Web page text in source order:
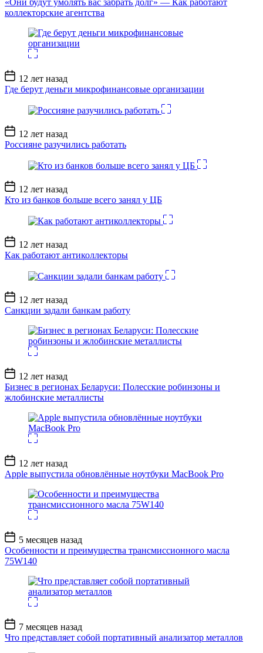
коллекторские агентства
Дата
записи
12 лет назад
Где берут деньги микрофинансовые организации
Дата
записи
12 лет назад
Россияне разучились работать
Дата
записи
12 лет назад
Кто из банков больше всего занял у ЦБ
Дата
записи
12 лет назад
Как работают антиколлекторы
Дата
записи
12 лет назад
Санкции задали банкам работу
Дата
записи
12 лет назад
Бизнес в регионах Беларуси: Полесские робинзоны и
жлобинские металлисты
Дата
записи
12 лет назад
Apple выпустила обновлённые ноутбуки MacBook Pro
Дата
записи
5 месяцев назад
Особенности и преимущества трансмиссионного масла
75W140
Дата
записи
7 месяцев назад
Что представляет собой портативный анализатор металлов